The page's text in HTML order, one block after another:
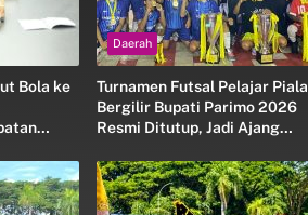
Bola ke
Daerah
Turnamen Futsal Pelajar Piala
Bergilir Bupati Parimo 2026
Resmi Ditutup, Jadi Ajang